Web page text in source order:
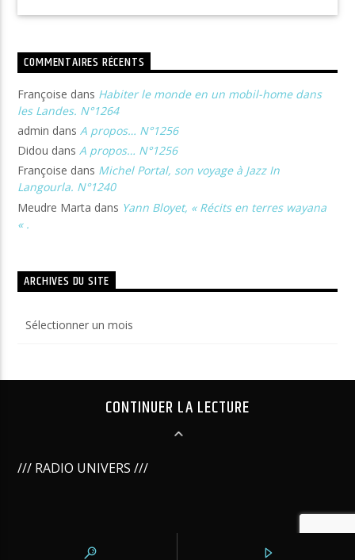
COMMENTAIRES RÉCENTS
Françoise dans Habiter le monde en un mobil-home dans
les Landes. N°1264
admin dansA propos… N°1256
Didou dansA propos… N°1256
Françoise dans Michel Portal, son voyage à Jazz In
Langourla. N°1240
Meudre Marta dans Yann Bloyet, « Récits en terres wayana
« .
ARCHIVES DU SITE
du
CONTINUER LA LECTURE
/// RADIO UNIVERS ///